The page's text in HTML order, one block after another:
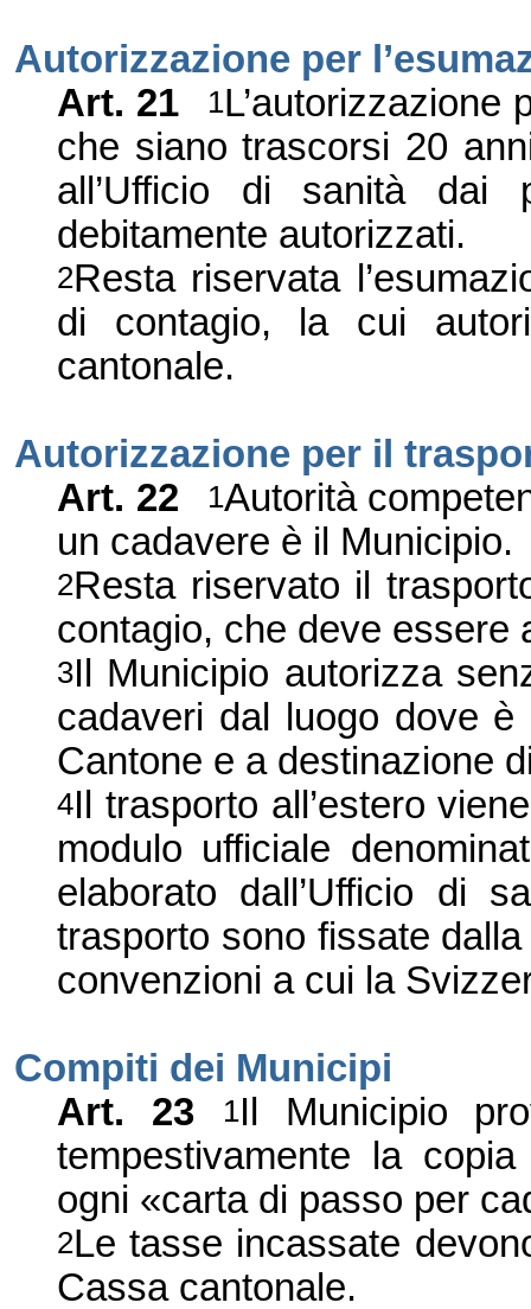
Autorizzazione per
Art. 21 1L’autorizzazione
che siano trascorsi 20
all ’Ufficio di sanità dai
debitamente autorizzati.
2Resta riservata
di contagio, la cui
cantonale.
Autorizzazione per il
Art. 22 1Autorità compe
un cadavere è il Municipio.
2Resta riservato il
contagio, che deve essere
3Il Municipio autorizza
cadaveri dal luogo dove
Cantone e a destinazione
4Il trasporto all ’estero
modulo ufficiale denominat
elaborato dall ’Ufficio di
trasporto sono fissate
convenzioni a cui la
Compiti dei Municipi
Art.
23 1Il Municipio
tempestivamente la
ogni «carta di passo per
2Le tasse incassate
Cassa cantonale.